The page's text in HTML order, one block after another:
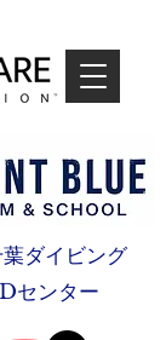
ダイビング
センター